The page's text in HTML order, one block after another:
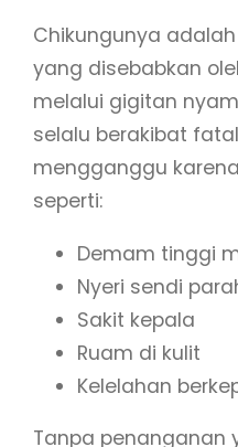
Chikungunya
yang disebabkan
melalui gigitan
selalu berakibat
mengganggu
seperti:
Demam tinggi
Nyeri sendi
Sakit kepala
Ruam di kulit
Kelelahan
Tanpa penanganan